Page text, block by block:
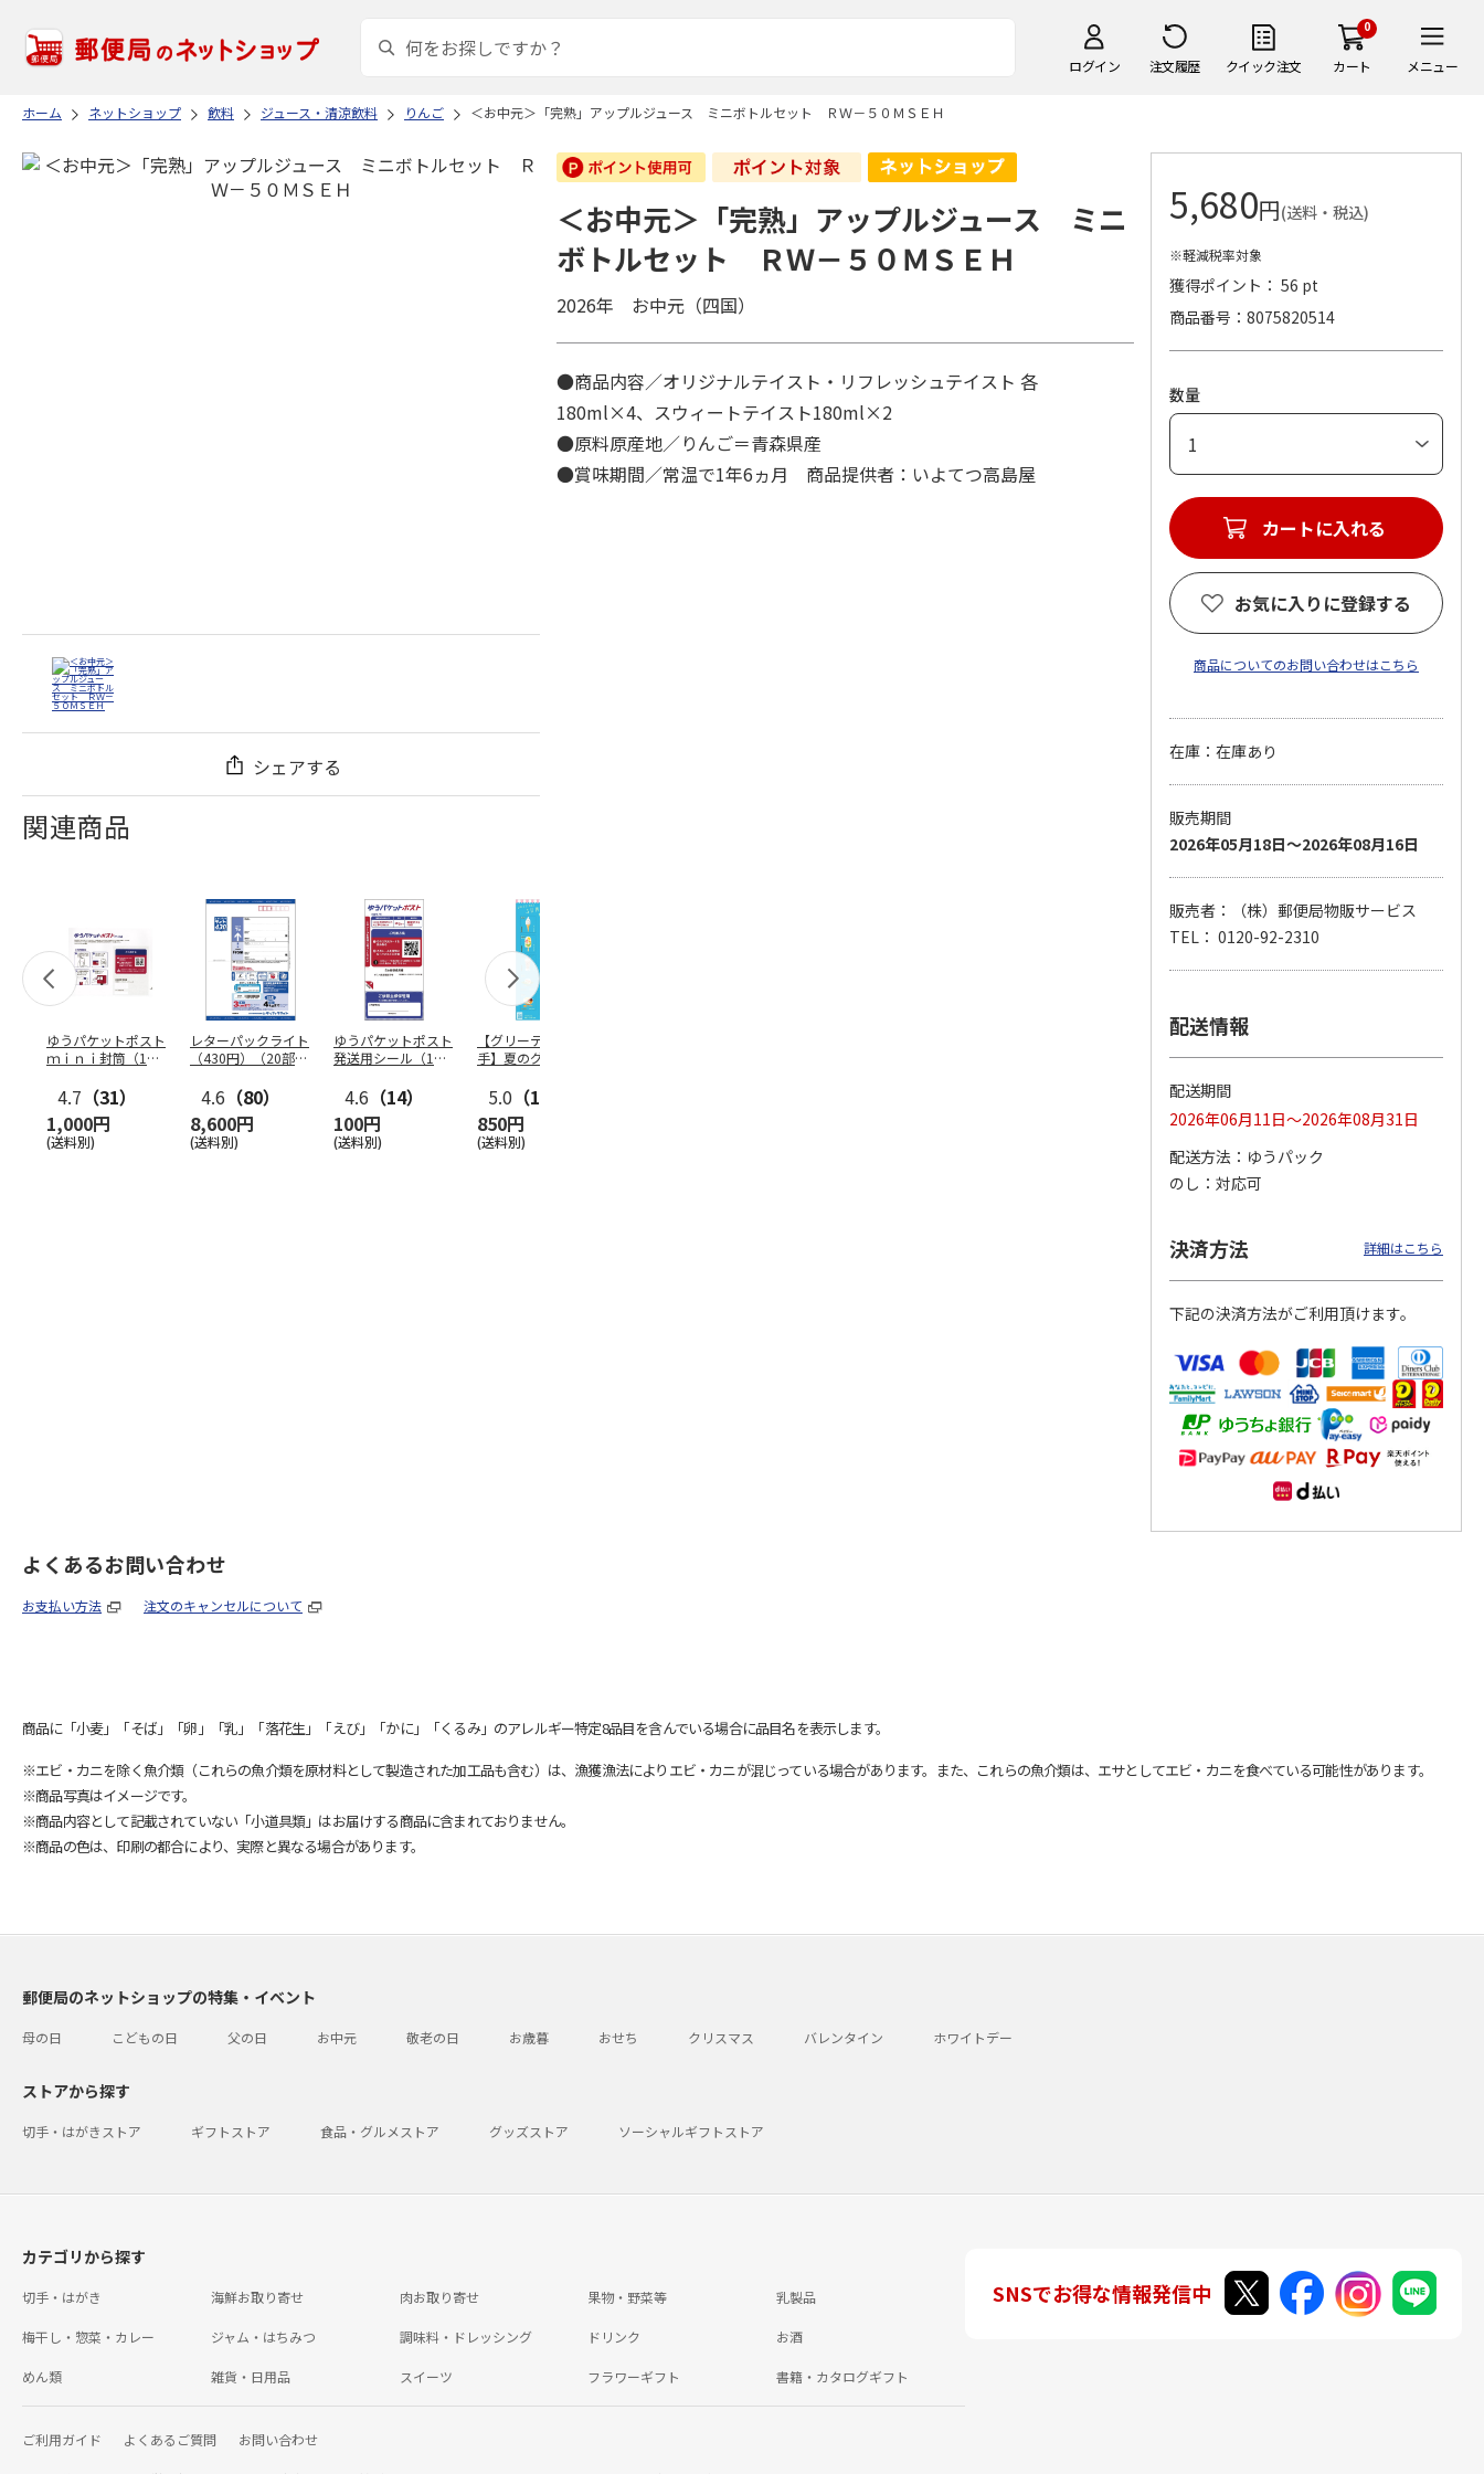
ログイン 注文履歴 クイック注文
0
カート メニュー
ホーム ネットショップ 飲料 ジュース・清涼飲料 りんご ＜お中元＞「完熟」アップルジュース ミニボトルセット ＲＷ－５０ＭＳＥＨ
シェアする
関連商品
ゆうパケットポスト
ｍｉｎｉ封筒（1個
4.7 （31）
1,000円
(送料別)
レターパックライト
（430円）（20部セ
4.6 （80）
8,600円
(送料別)
ゆうパケットポスト
発送用シール（1個
4.6 （14）
100円
(送料別)
【グリーティング切
手】夏のグリーティ
5.0 （10）
850円
(送料別)
手】ハッピーグリー
【グリーティング切
手】グリーティング
円…
4.8（11）
5,500円
通切手・千鳥（1シ
11,000円
＜お中元＞「完熟」アップルジュース ミニ
ボトルセット ＲＷ－５０ＭＳＥＨ
2026年 お中元（四国）
●商品内容／オリジナルテイスト・リフレッシュテイスト 各
180ml×4、スウィートテイスト180ml×2
●原料原産地／りんご＝青森県産
●賞味期間／常温で1年6ヵ月 商品提供者：いよてつ高島屋
5,680円(送料・税込)
※軽減税率対象
獲得ポイント： 56 pt
商品番号
8075820514
数量
カートに入れる
お気に入りに登録する
商品についてのお問い合わせはこちら
在庫：在庫あり
販売期間
2026年05月18日～2026年08月16日
販売者：（株）郵便局物販サービス
TEL： 0120-92-2310
配送情報
配送期間
2026年06月11日～2026年08月31日
配送方法
ゆうパック
のし
対応可
決済方法 詳細はこちら
下記の決済方法がご利用頂けます。
よくあるお問い合わせ
お支払い方法 注文のキャンセルについて
商品に「小麦」「そば」「卵」「乳」「落花生」「えび」「かに」「くるみ」のアレルギー特定8品目を含んでいる場合に品目名を表示します。
※エビ・カニを除く魚介類（これらの魚介類を原材料として製造された加工品も含む）は、漁獲漁法によりエビ・カニが混じっている場合があります。また、これらの魚介類は、エサとしてエビ・カニを食べている可能性があります。
※商品写真はイメージです。
※商品内容として記載されていない「小道具類」はお届けする商品に含まれておりません。
※商品の色は、印刷の都合により、実際と異なる場合があります。
郵便局のネットショップの特集・イベント
母の日 こどもの日 父の日 お中元 敬老の日 お歳暮 おせち クリスマス バレンタイン ホワイトデー
ストアから探す
切手・はがきストア ギフトストア 食品・グルメストア グッズストア ソーシャルギフトストア
カテゴリから探す
切手・はがき 海鮮お取り寄せ 肉お取り寄せ 果物・野菜等 乳製品
梅干し・惣菜・カレー ジャム・はちみつ 調味料・ドレッシング ドリンク お酒
めん類 雑貨・日用品 スイーツ フラワーギフト 書籍・カタログギフト
ご利用ガイド よくあるご質問 お問い合わせ
SNSでお得な情報発信中